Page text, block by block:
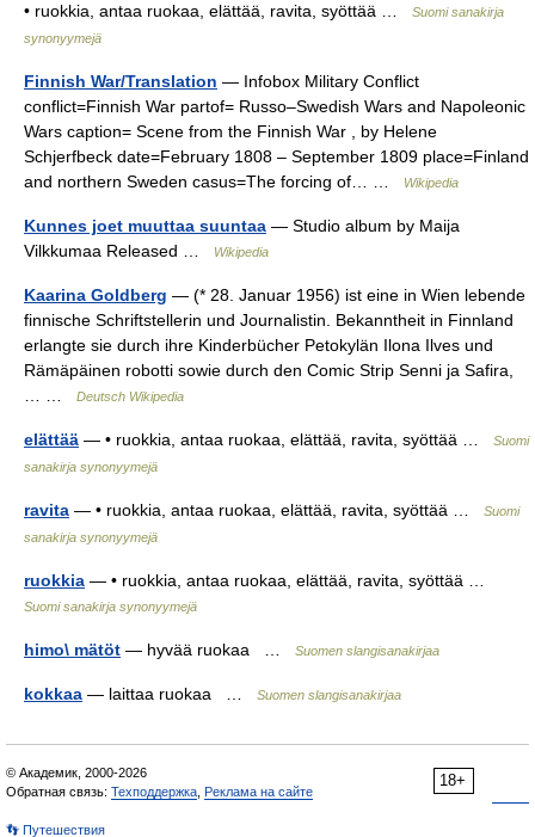
• ruokkia, antaa ruokaa, elättää, ravita, syöttää …
Suomi sanakirja
synonyymejä
Finnish War/Translation — Infobox Military Conflict
conflict=Finnish War partof= Russo–Swedish Wars and Napoleonic
Wars caption= Scene from the Finnish War , by Helene
Schjerfbeck date=February 1808 – September 1809 place=Finland
and northern Sweden casus=The forcing of… …
Wikipedia
Kunnes joet muuttaa suuntaa — Studio album by Maija
Vilkkumaa Released …
Wikipedia
Kaarina Goldberg — (* 28. Januar 1956) ist eine in Wien lebende
finnische Schriftstellerin und Journalistin. Bekanntheit in Finnland
erlangte sie durch ihre Kinderbücher Petokylän Ilona Ilves und
Rämäpäinen robotti sowie durch den Comic Strip Senni ja Safira,
Deutsch Wikipedia
elättää — • ruokkia, antaa ruokaa, elättää, ravita, syöttää …
Suomi
sanakirja synonyymejä
ravita — • ruokkia, antaa ruokaa, elättää, ravita, syöttää …
Suomi
sanakirja synonyymejä
ruokkia — • ruokkia, antaa ruokaa, elättää, ravita, syöttää …
Suomi sanakirja synonyymejä
himo\ mätöt — hyvää ruokaa … Suomen slangisanakirjaa
kokkaa — laittaa ruokaa … Suomen slangisanakirjaa
18+
© Академик, 2000-2026
Обратная связь: Техподдержка Реклама на сайте
👣 Путешествия